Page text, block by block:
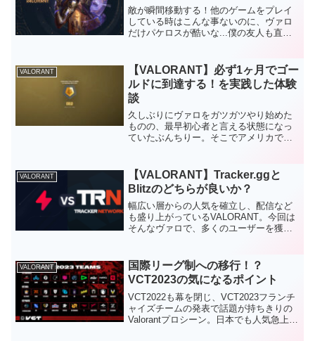
敵が瞬間移動する！他のゲームをプレイ
している時はこんな事ないのに、ヴァロ
だけパケロスが酷いな...僕の友人も直面
はじめに5vs5のタクティカルシューター
として全世界で人...
VALORANT
【VALORANT】必ず1ヶ月でゴー
ルドに到達する！を実践した体験
談
久しぶりにヴァロをガツガツやり始めた
ものの、最早初心者と言える状態になっ
ていたぶんちりー。そこでアメリカで話
で、その体験談をまとめていきます！な
かなかブロンズ・シルバーか...
VALORANT
【VALORANT】Tracker.ggと
Blitzのどちらが良いか？
幅広い層からの人気を確立し、配信など
も盛り上がっているVALORANT。今回は
そんなヴァロで、多くのユーザーを獲得
Tracker.ggは戦績を確認できる外部サイ...
VALORANT
国際リーグ制への移行！？
VCT2023の気になるポイント
VCT2022も幕を閉じ、VCT2023フランチ
ャイズチームの発表で話題が持ちきりの
Valorantプロシーン。日本でも人気急上昇